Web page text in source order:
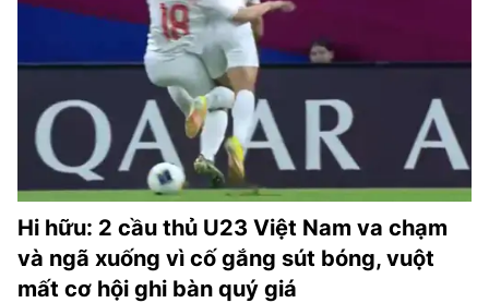
Hi hữu: 2 cầu thủ U23 Việt Nam va chạm
và ngã xuống vì cố gắng sút bóng, vuột
mất cơ hội ghi bàn quý giá